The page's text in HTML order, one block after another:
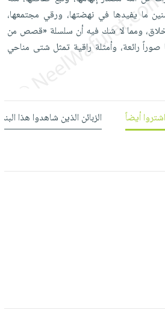
ما يفيدها في نهضتها، ورقي مجتمعها،
ومما لا شك فيه أن سلسلة «قصص من
صوراً رائعة، وأمثلة راقية تمثل شتى مناحي
أيضاً الزبائن الذين شاهدوا هذا